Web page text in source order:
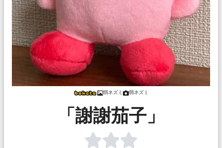
弱ネズミ 弱ネズミ
「謝謝茄子」